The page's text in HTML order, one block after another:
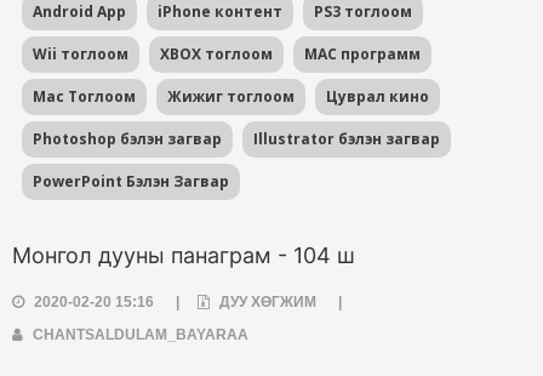
Android App iPhone контент PS3 тоглоом
Wii тоглоом XBOX тоглоом MAC программ
Mac Тоглоом Жижиг тоглоом Цуврал кино
Photoshop бэлэн загвар Illustrator бэлэн загвар
PowerPoint Бэлэн Загвар
Монгол дууны панаграм - 104 ш
2020-02-20 15:16 ДУУ ХӨГЖИМ
CHANTSALDULAM_BAYARAA